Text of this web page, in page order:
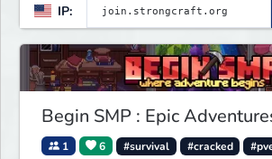
Events, and more. Pick a
start playing.
IP:
Begin SMP : Epic
1 6 #survival #cracked